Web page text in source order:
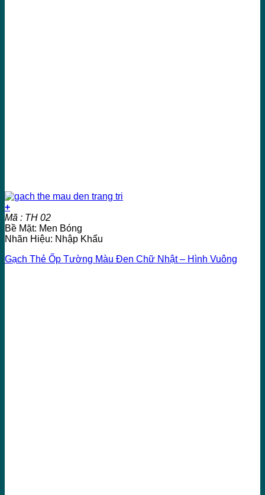
+
Mã : TH 02
Bề Mặt: Men Bóng
Nhãn Hiệu: Nhập Khẩu
Gạch Thẻ Ốp Tường Màu Đen Chữ Nhật – Hình Vuông